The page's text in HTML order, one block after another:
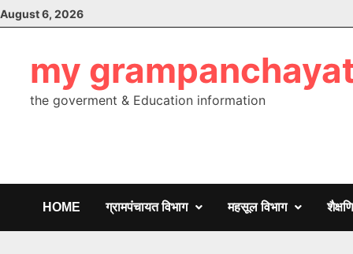
Skip
to
August 6, 2026
my
the goverment & Education information
HOME ग्रामपंचायत विभाग महसूल विभाग